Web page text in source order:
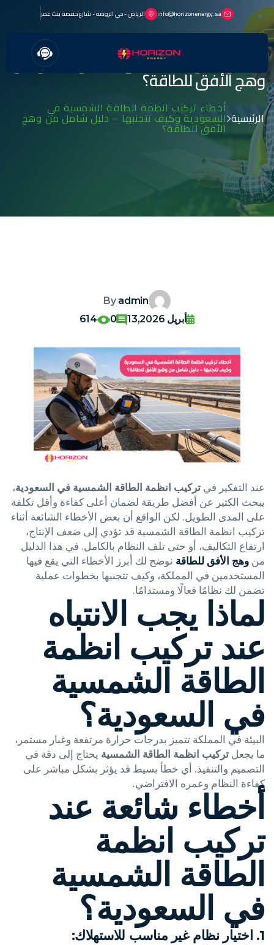
info@horizonenergy.sa الرياض - حي الروضة - شارع حفصة بنت عمر
أخطاء تركيب انظمة الطاقة الشمسية في
السعودية وكيف تتجنبها – دليل شامل من
وهج الأفق للطاقة؟
الرئيسية
أخطاء تركيب انظمة الطاقة الشمسية في
السعودية وكيف تتجنبها – دليل شامل من وهج
الأفق للطاقة؟
By admin
أبريل 13,2026
0
614
عند التفكير في تركيب انظمة الطاقة الشمسية في السعودية،
يبحث الكثير عن أفضل طريقة لضمان أعلى كفاءة وأقل تكلفة
على المدى الطويل. لكن الواقع أن بعض الأخطاء الشائعة أثناء
تركيب انظمة الطاقة الشمسية قد تؤدي إلى ضعف الإنتاج،
ارتفاع التكاليف، أو حتى تلف النظام بالكامل. في هذا الدليل
من وهج الأفق للطاقة نوضح لك أبرز الأخطاء التي يقع فيها
المستخدمين في المملكة، وكيف تتجنبها بخطوات عملية
تضمن لك نظامًا فعالًا ومستدامًا.
لماذا يجب الانتباه
عند تركيب انظمة
الطاقة الشمسية
في السعودية؟
البيئة في المملكة تتميز بدرجات حرارة مرتفعة وغبار مستمر،
ما يجعل تركيب انظمة الطاقة الشمسية يحتاج إلى دقة في
التصميم والتنفيذ. أي خطأ بسيط قد يؤثر بشكل مباشر على
كفاءة النظام وعمره الافتراضي.
أخطاء شائعة عند
تركيب انظمة
الطاقة الشمسية
في السعودية؟
1. اختيار نظام غير مناسب للاستهلاك: